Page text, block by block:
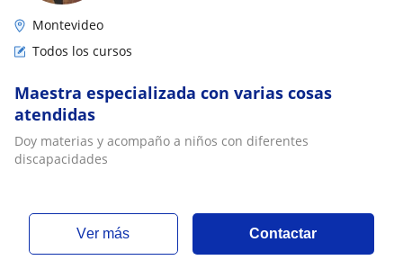
Montevideo
Todos los cursos
Maestra especializada con varias cosas
atendidas
Doy materias y acompaño a niños con diferentes
discapacidades
ver más Contactar